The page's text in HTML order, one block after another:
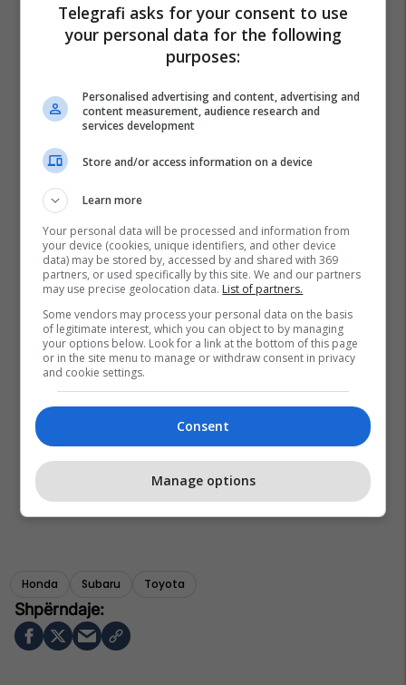
Honda Subaru Toyota
Telegrafi asks for your consent to use
your personal data for the following
purposes:
Personalised advertising and content, advertising and
content measurement, audience research and
services development
Store and/or access information on a device
Learn more
Your personal data will be processed and information from
your device (cookies, unique identifiers, and other device
data) may be stored by, accessed by and shared with 369
partners, or used specifically by this site. We and our partners
may use precise geolocation data. List of partners.
Some vendors may process your personal data on the basis
of legitimate interest, which you can object to by managing
your options below. Look for a link at the bottom of this page
or in the site menu to manage or withdraw consent in privacy
and cookie settings.
Consent
Manage options